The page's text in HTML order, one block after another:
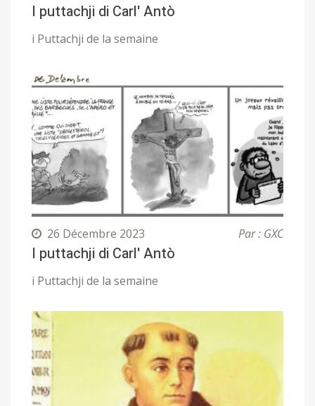
I puttachji di Carl' Antò
i Puttachji de la semaine
26 Décembre 2023 Par : GXC
I puttachji di Carl' Antò
i Puttachji de la semaine